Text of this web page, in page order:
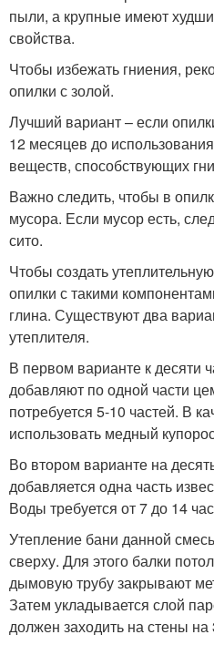
пыли, а крупные имеют
свойства.
Чтобы избежать гниения,
опилки с золой.
Лучший вариант – если
12 месяцев до
веществ, способствующих
Важно следить, чтобы в
мусора. Если мусор есть,
сито.
Чтобы создать
опилки с такими
глина. Существуют два
утеплителя.
В первом варианте к десяти
добавляют по одной части
потребуется 5-10 частей. В
использовать медный
Во втором варианте на
добавляется одна часть
Воды требуется от 7 до 14
Утепление бани данной
сверху. Для этого балки
дымовую трубу закрывают
Затем укладывается слой
должен заходить на стены на